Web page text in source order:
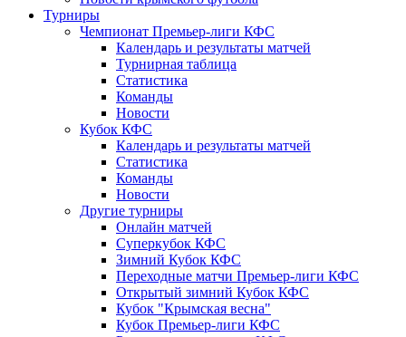
Турниры
Чемпионат Премьер-лиги КФС
Календарь и результаты матчей
Турнирная таблица
Статистика
Команды
Новости
Кубок КФС
Календарь и результаты матчей
Статистика
Команды
Новости
Другие турниры
Онлайн матчей
Суперкубок КФС
Зимний Кубок КФС
Переходные матчи Премьер-лиги КФС
Открытый зимний Кубок КФС
Кубок "Крымская весна"
Кубок Премьер-лиги КФС